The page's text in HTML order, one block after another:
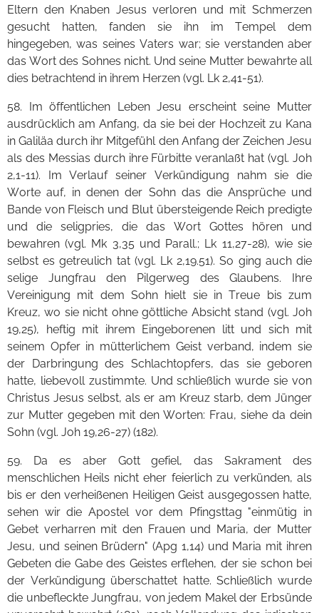
Eltern den Knaben Jesus verloren und mit Schmerzen
gesucht hatten, fanden sie ihn im Tempel dem
hingegeben, was seines Vaters war; sie verstanden aber
das Wort des Sohnes nicht. Und seine Mutter bewahrte all
dies betrachtend in ihrem Herzen (vgl. Lk 2,41-51).
58. Im öffentlichen Leben Jesu erscheint seine Mutter
ausdrücklich am Anfang, da sie bei der Hochzeit zu Kana
in Galiläa durch ihr Mitgefühl den Anfang der Zeichen Jesu
als des Messias durch ihre Fürbitte veranlaßt hat (vgl. Joh
2,1-11). Im Verlauf seiner Verkündigung nahm sie die
Worte auf, in denen der Sohn das die Ansprüche und
Bande von Fleisch und Blut übersteigende Reich predigte
und die seligpries, die das Wort Gottes hören und
bewahren (vgl. Mk 3,35 und Parall.; Lk 11,27-28), wie sie
selbst es getreulich tat (vgl. Lk 2,19.51). So ging auch die
selige Jungfrau den Pilgerweg des Glaubens. Ihre
Vereinigung mit dem Sohn hielt sie in Treue bis zum
Kreuz, wo sie nicht ohne göttliche Absicht stand (vgl. Joh
19,25), heftig mit ihrem Eingeborenen litt und sich mit
seinem Opfer in mütterlichem Geist verband, indem sie
der Darbringung des Schlachtopfers, das sie geboren
hatte, liebevoll zustimmte. Und schließlich wurde sie von
Christus Jesus selbst, als er am Kreuz starb, dem Jünger
zur Mutter gegeben mit den Worten: Frau, siehe da dein
Sohn (vgl. Joh 19,26-27) (182).
59. Da es aber Gott gefiel, das Sakrament des
menschlichen Heils nicht eher feierlich zu verkünden, als
bis er den verheißenen Heiligen Geist ausgegossen hatte,
sehen wir die Apostel vor dem Pfingsttag "einmütig in
Gebet verharren mit den Frauen und Maria, der Mutter
Jesu, und seinen Brüdern" (Apg 1,14) und Maria mit ihren
Gebeten die Gabe des Geistes erflehen, der sie schon bei
der Verkündigung überschattet hatte. Schließlich wurde
die unbefleckte Jungfrau, von jedem Makel der Erbsünde